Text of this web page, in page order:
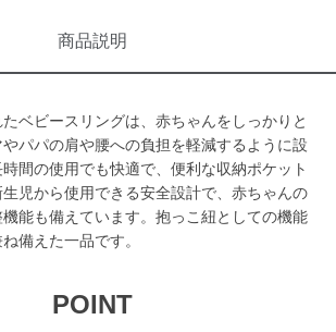
商品説明
ベビースリングは、赤ちゃんをしっかりと
パパの肩や腰への負担を軽減するように設
間の使用でも快適で、便利な収納ポケット
児から使用できる安全設計で、赤ちゃんの
能も備えています。抱っこ紐としての機能
備えた一品です。
POINT